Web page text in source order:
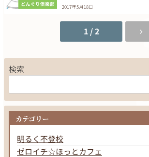
どんぐり倶楽部 2017年5月18日
1 / 2
検索
カテゴリー
明るく不登校
ゼロイチ☆ほっとカフェ